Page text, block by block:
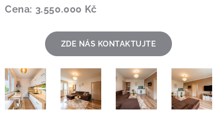
Cena: 3.550.000 Kč
ZDE NÁS KONTAKTUJTE